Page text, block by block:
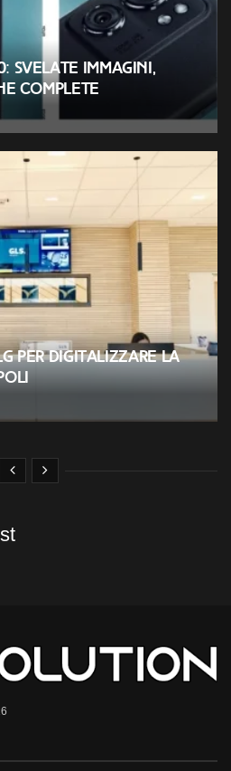
svelate immagini,
complete
per digitalizzare la